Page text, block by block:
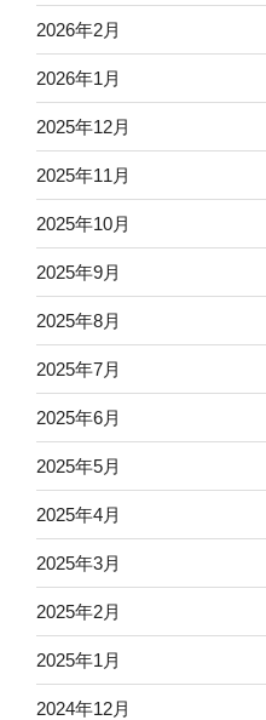
2026年2月
2026年1月
2025年12月
2025年11月
2025年10月
2025年9月
2025年8月
2025年7月
2025年6月
2025年5月
2025年4月
2025年3月
2025年2月
2025年1月
2024年12月